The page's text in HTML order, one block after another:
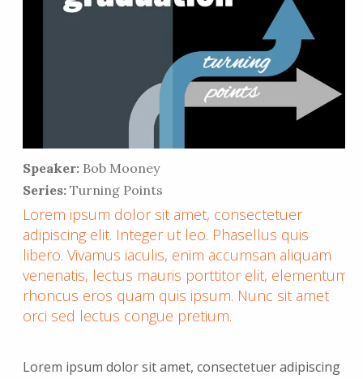
Speaker: Bob Mooney
Series: Turning Points
Lorem ipsum dolor sit amet, consectetuer
adipiscing elit. Integer ut leo. Phasellus quis
libero. Vivamus iaculis, enim accumsan aliquam
venenatis, lectus mauris porttitor elit, elementum
rhoncus eros quam quis ipsum. Nunc sit amet
orci sed lectus congue pretium.
Lorem ipsum dolor sit amet, consectetuer adipiscing